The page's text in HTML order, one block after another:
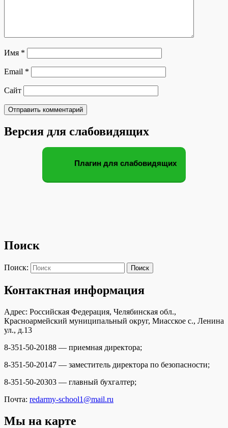
Имя *
Email *
Сайт
Версия для слабовидящих
Плагин для слабовидящих
Поиск
Поиск: Поиск
Контактная информация
Адрес: Российская Федерация, Челябинская обл.,
Красноармейский муниципальный округ, Миасское с., Ленина
ул., д.13
8-351-50-20188 — приемная директора;
8-351-50-20147 — заместитель директора по безопасности;
8-351-50-20303 — главный бухгалтер;
Почта: redarmy-school1@mail.ru
Мы на карте